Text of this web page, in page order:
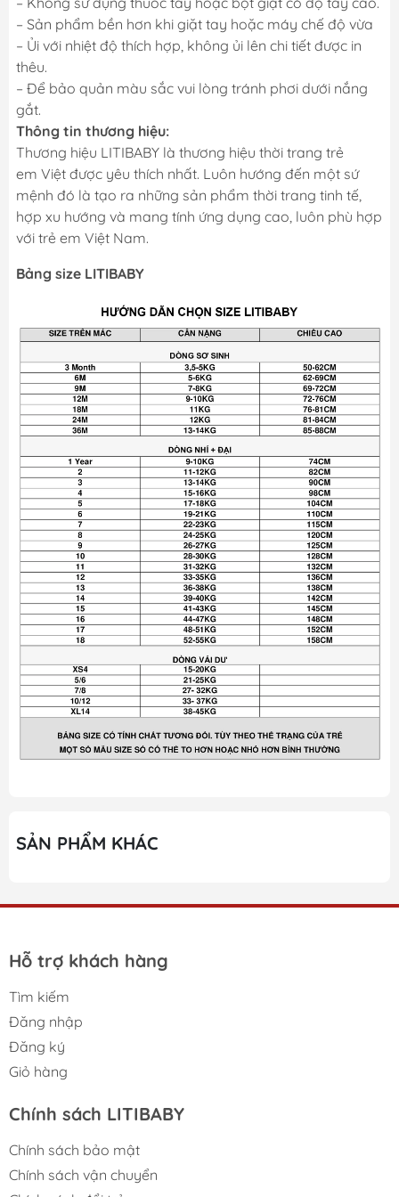
– Sản phẩm bền hơn khi giặt tay hoặc máy chế độ vừa
– Ủi với nhiệt độ thích hợp, không ủi lên chi tiết được in
thêu.
– Để bảo quản màu sắc vui lòng tránh phơi dưới nắng
gắt.
Thông tin thương hiệu:
Thương hiệu LITIBABY là thương hiệu thời trang trẻ
em Việt được yêu thích nhất. Luôn hướng đến một sứ
mệnh đó là tạo ra những sản phẩm thời trang tinh tế,
hợp xu hướng và mang tính ứng dụng cao, luôn phù hợp
với trẻ em Việt Nam.
Bảng size LITIBABY
SẢN PHẨM KHÁC
Hỗ trợ khách hàng
Tìm kiếm
Đăng nhập
Đăng ký
Giỏ hàng
Chính sách LITIBABY
Chính sách bảo mật
Chính sách vận chuyển